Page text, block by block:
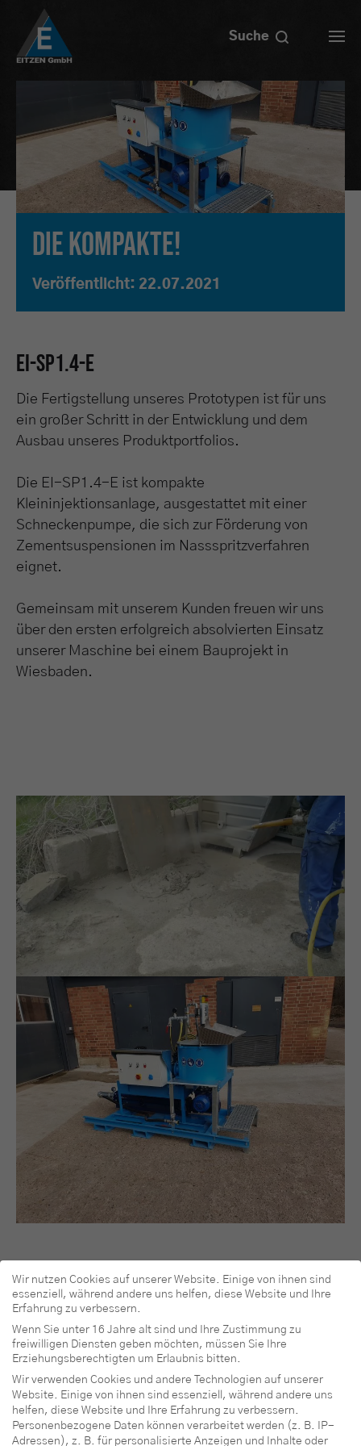
Suche
Die Kompakte!
Veröffentlicht: 22.07.2021
EI-SP1.4-E
Die Fertigstellung unseres Prototypen ist für uns
ein großer Schritt in der Entwicklung und dem
Ausbau unseres Produktportfolios.
Die EI-SP1.4-E ist kompakte
Kleininjektionsanlage, ausgestattet mit einer
Schneckenpumpe, die sich zur Förderung von
Zementsuspensionen im Nassspritzverfahren
eignet.
Gemeinsam mit unserem Kunden freuen wir uns
über den ersten erfolgreich absolvierten Einsatz
unserer Maschine bei einem Bauprojekt in
Wiesbaden.
Zum Produkt
Wir nutzen Cookies auf unserer Website. Einige von ihnen sind
essenziell, während andere uns helfen, diese Website und Ihre
Erfahrung zu verbessern.
Wenn Sie unter 16 Jahre alt sind und Ihre Zustimmung zu
freiwilligen Diensten geben möchten, müssen Sie Ihre
Erziehungsberechtigten um Erlaubnis bitten.
Wir verwenden Cookies und andere Technologien auf unserer
Website. Einige von ihnen sind essenziell, während andere uns
helfen, diese Website und Ihre Erfahrung zu verbessern.
Personenbezogene Daten können verarbeitet werden (z. B. IP-
Adressen), z. B. für personalisierte Anzeigen und Inhalte oder